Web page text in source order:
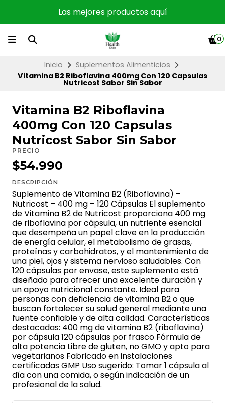
Las mejores productos aquí
0
Inicio
Suplementos Alimenticios
Vitamina B2 Riboflavina 400mg Con 120 Capsulas
Nutricost Sabor Sin Sabor
Vitamina B2 Riboflavina
400mg Con 120 Capsulas
Nutricost Sabor Sin Sabor
PRECIO
$54.990
DESCRIPCIÓN
Suplemento de Vitamina B2 (Riboflavina) –
Nutricost – 400 mg – 120 Cápsulas El suplemento
de Vitamina B2 de Nutricost proporciona 400 mg
de riboflavina por cápsula, un nutriente esencial
que desempeña un papel clave en la producción
de energía celular, el metabolismo de grasas,
proteínas y carbohidratos, y el mantenimiento de
una piel, ojos y sistema nervioso saludables. Con
120 cápsulas por envase, este suplemento está
diseñado para ofrecer una excelente duración y
un apoyo nutricional constante. Ideal para
personas con deficiencia de vitamina B2 o que
buscan fortalecer su salud general mediante una
fuente confiable y de alta calidad. Características
destacadas: 400 mg de vitamina B2 (riboflavina)
por cápsula 120 cápsulas por frasco Fórmula de
alta potencia Libre de gluten, no GMO y apto para
vegetarianos Fabricado en instalaciones
certificadas GMP Uso sugerido: Tomar 1 cápsula al
día con una comida, o según indicación de un
profesional de la salud.